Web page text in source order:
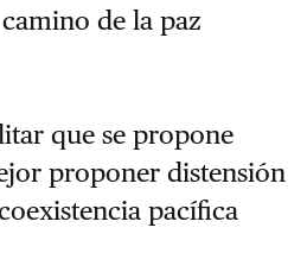
de la paz
que se propone
proponer distensión
pacífica